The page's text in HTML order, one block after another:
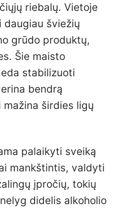
riebalų. Vietoje
šviežių
grūdo produktų,
Šie maisto
stabilizuoti
bendrą
širdies ligų
palaikyti sveiką
mankštintis, valdyti
įpročių, tokių
didelis alkoholio